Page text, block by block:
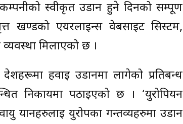
स्वीकृत उडान हुने दिनको सम्पूर्ण
खण्डको एयरलाइन्स वेबसाइट सिस्टम,
व्यवस्था मिलाएको छ ।
हवाई उडानमा लागेको प्रतिबन्ध
निकायमा पठाइएको छ । ‘युरोपियन
यानहरुलाई युरोपका गन्तव्यहरुमा उडान